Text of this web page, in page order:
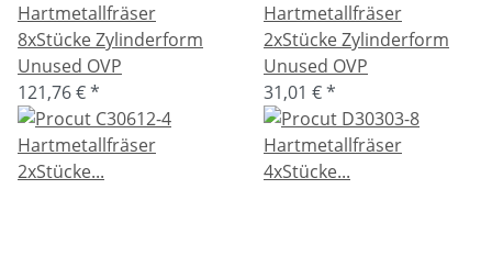
Hartmetallfräser
8xStücke Zylinderform
Unused OVP
121,76 €*
Hartmetallfräser
2xStücke Zylinderform
Unused OVP
31,01 €*